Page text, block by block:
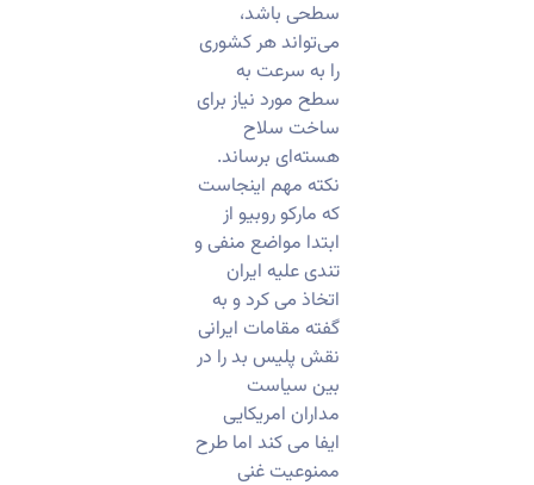
سطحی باشد،
می‌تواند هر کشوری
را به سرعت به
سطح مورد نیاز برای
ساخت سلاح
هسته‌ای برساند.
نکته مهم اینجاست
که مارکو روبیو از
ابتدا مواضع منفی و
تندی علیه ایران
اتخاذ می کرد و به
گفته مقامات ایرانی
نقش پلیس بد را در
بین سیاست
مداران امریکایی
ایفا می کند اما طرح
ممنوعیت غنی